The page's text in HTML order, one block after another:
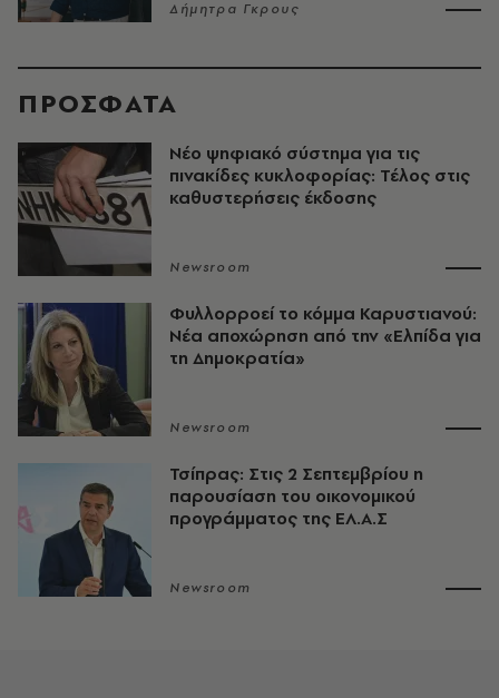
Δήμητρα Γκρους
ΠΡΟΣΦΑΤΑ
Νέο ψηφιακό σύστημα για τις
πινακίδες κυκλοφορίας: Τέλος στις
καθυστερήσεις έκδοσης
Newsroom
Φυλλορροεί το κόμμα Καρυστιανού:
Νέα αποχώρηση από την «Ελπίδα για
τη Δημοκρατία»
Newsroom
Τσίπρας: Στις 2 Σεπτεμβρίου η
παρουσίαση του οικονομικού
προγράμματος της ΕΛ.Α.Σ
Newsroom